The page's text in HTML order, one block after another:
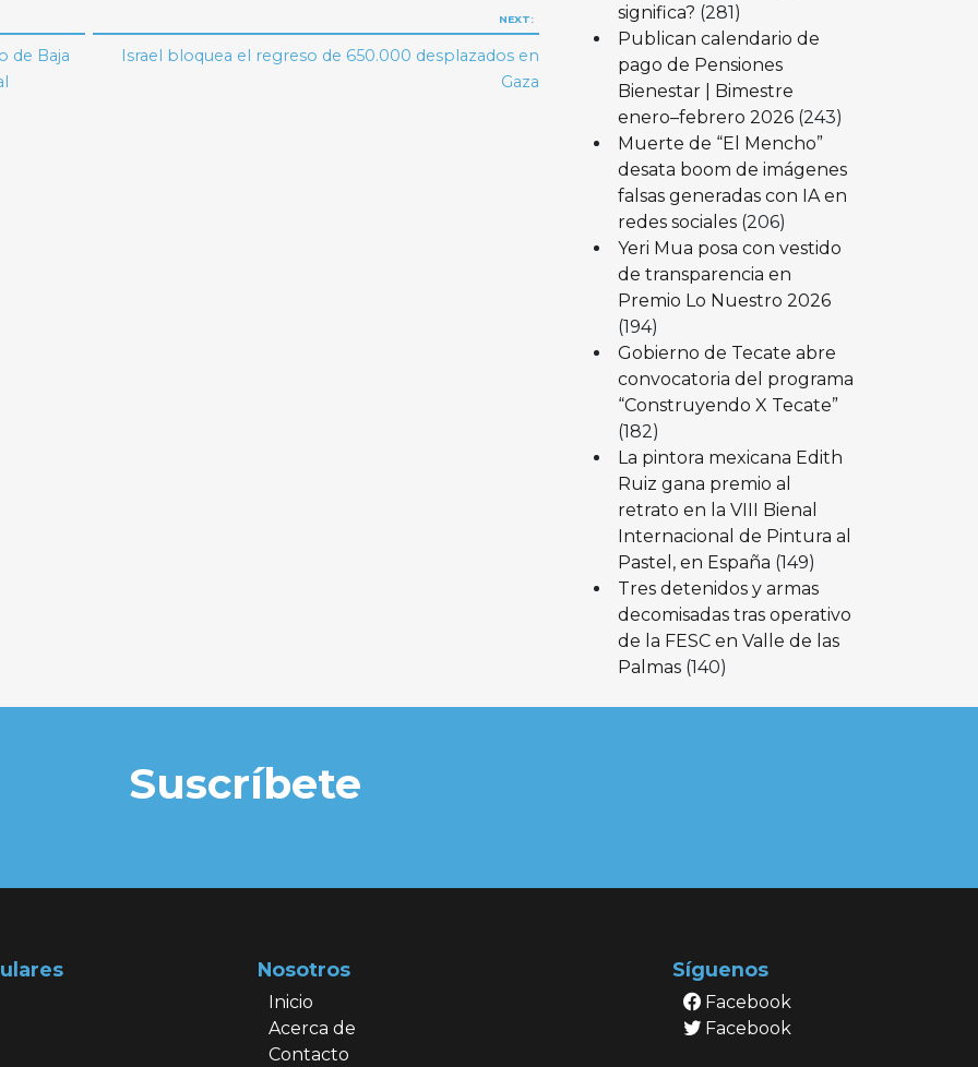
de Baja
NEXT:
Israel bloquea el regreso de 650.000 desplazados en
Gaza
significa? (281)
Publican calendario de
pago de Pensiones
Bienestar | Bimestre
enero–febrero 2026 (243)
Muerte de “El Mencho”
desata boom de imágenes
falsas generadas con IA en
redes sociales (206)
Yeri Mua posa con vestido
de transparencia en
Premio Lo Nuestro 2026
(194)
Gobierno de Tecate abre
convocatoria del programa
“Construyendo X Tecate”
(182)
La pintora mexicana Edith
Ruiz gana premio al
retrato en la VIII Bienal
Internacional de Pintura al
Pastel, en España (149)
Tres detenidos y armas
decomisadas tras operativo
de la FESC en Valle de las
Palmas (140)
Suscríbete
Nosotros
Inicio
Acerca de
Contacto
Síguenos
Facebook
Facebook